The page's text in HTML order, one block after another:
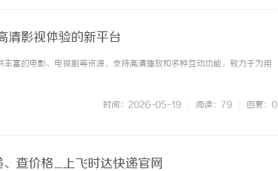
清影视体验的新平台
富的电影、电视剧等资源，支持高清播放和多种互动功能，致力于为用
时间：2026-05-19 阅读：79 回复：0
查价格_上飞时达快递官网